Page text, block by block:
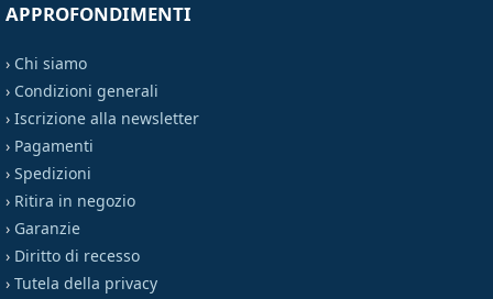
APPROFONDIMENTI
› Chi siamo
› Condizioni generali
› Iscrizione alla newsletter
› Pagamenti
› Spedizioni
› Ritira in negozio
› Garanzie
› Diritto di recesso
› Tutela della privacy